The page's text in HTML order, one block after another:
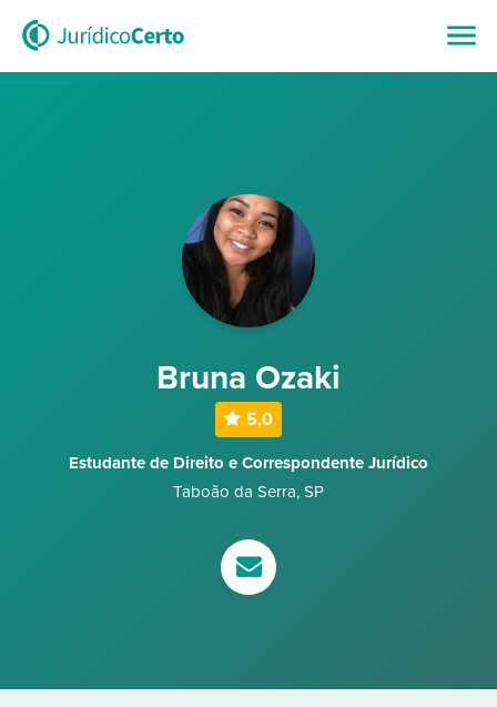
Bruna Ozaki
5,0
Estudante de Direito e Correspondente Jurídico
Taboão da Serra, SP